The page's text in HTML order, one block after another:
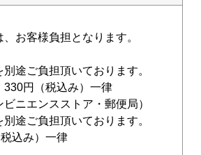
ーズ社(コバンなど)
レラ類
など）
紅茶
お客様負担となります。
途ご負担頂いております。
円（税込み）一律
ニエンスストア・郵便局）
途ご負担頂いております。
込み）一律